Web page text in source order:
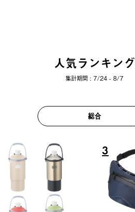
人気ランキング
集計期間 : 7/24 - 8/7
総合
7